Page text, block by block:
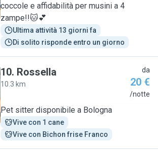
coccole e affidabilità per musini a 4
zampe!!🐱💕
Ultima attività 13 giorni fa
Di solito risponde entro un giorno
10. Rossella
10.3 km
da
20 €
/notte
Pet sitter disponibile a Bologna
Vive con 1 cane
Vive con Bichon frise Franco